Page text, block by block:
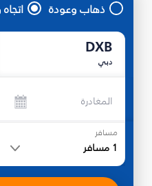
ذهاب وعودة
DXB
دبي
المغادرة
مسافر
1 مسافر